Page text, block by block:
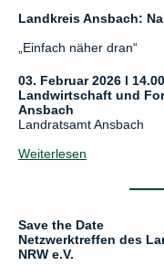
Landkreis Ansbach:
„Einfach näher dran“
03. Februar 2026 l
Landwirtschaft und
Ansbach
Landratsamt Ansbach
Weiterlesen
Save the Date
Netzwerktreffen des
NRW e.V.